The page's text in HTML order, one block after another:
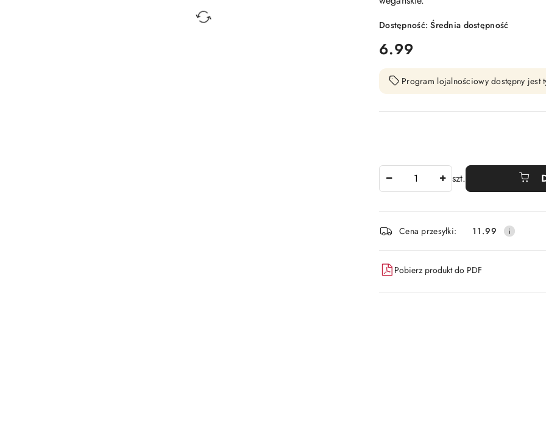
Dostępność:Średnia dostępność
cena:
6.99
Program lojalnościowy dostępny jest
szt.
Dostępność
i
dostawa
Cena przesyłki: 11.99
Pobierz produkt do PDF